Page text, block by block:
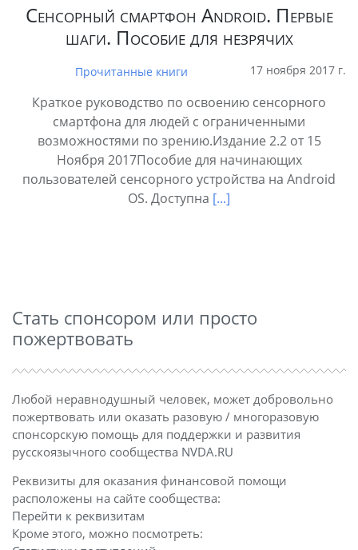
Сенсорный смартфон Android. Первые
шаги. Пособие для незрячих
Прочитанные книги 17 ноября 2017 г.
Краткое руководство по освоению сенсорного
смартфона для людей с ограниченными
возможностями по зрению.Издание 2.2 от 15
Ноября 2017Пособие для начинающих
пользователей сенсорного устройства на Android
OS. Доступна [...]
Стать спонсором или просто
пожертвовать
Любой неравнодушный человек, может добровольно
пожертвовать или оказать разовую / многоразовую
спонсорскую помощь для поддержки и развития
русскоязычного сообщества NVDA.RU
Реквизиты для оказания финансовой помощи
расположены на сайте сообщества:
Перейти к реквизитам
Кроме этого, можно посмотреть: